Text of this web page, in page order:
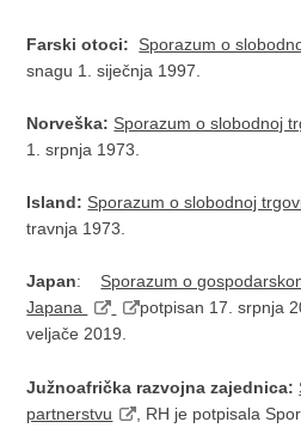
Farski otoci: Sporazum o
snagu 1. siječnja 1997.
Norveška: Sporazum o slobodnoj
1. srpnja 1973.
Island: Sporazum o slobodnoj
travnja 1973.
Japan: Sporazum o
Japana
potpisan 17. srpnja
veljače 2019.
Južnoafrička razvojna zajednica:
partnerstvu
, RH je potpisala